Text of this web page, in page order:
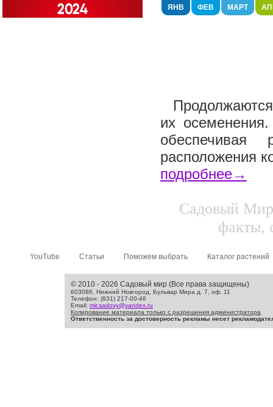
ЯНВ ФЕВ МАРТ
их
обеспечивая
расположения
подробнее→
Садовый
факты,
YouTube Статьи Поможем выбрать Каталог растений
© 2010 - 2026 Садовый мир (Все права защищены)
603086, Нижний Новгород, Бульвар Мира д. 7, оф. 11
Телефон: (831) 217-00-46
Email: mir.sadovy@yandex.ru
Копирование материала только с разрешения администратора
Ответственность за достоверность рекламы несет